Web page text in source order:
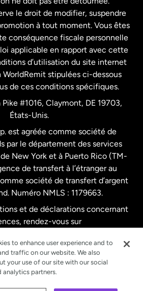
Zélande
Uni
le droit de modifier, suspendre
à tout moment. Vous êtes
conséquence fiscale personnelle
applicable en rapport avec cette
d’utilisation du site internet
WorldRemit stipulées ci-dessous
de ces conditions spécifiques.
#1016, Claymont, DE 19703,
États-Unis.
est agréée comme société de
par le département des services
New York et à Puerto Rico (TM-
de transfert à l’étranger au
société de transfert d’argent
Numéro NMLS : 1179663.
et de déclarations concernant
rendez-vous sur
to enhance user experience and to
traffic on our website. We also
your use of our site with our social
analytics partners.